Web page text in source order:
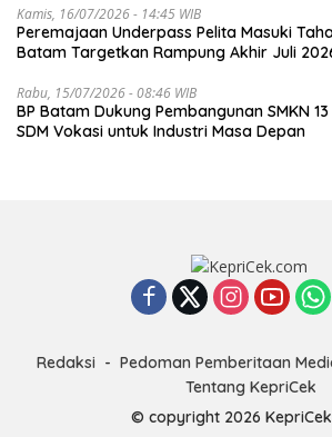
Kamis, 16/07/2026 - 14:45 WIB
Peremajaan Underpass Pelita Masuki
Batam Targetkan Rampung Akhir Juli
Rabu, 15/07/2026 - 08:46 WIB
BP Batam Dukung Pembangunan SMKN
SDM Vokasi untuk Industri Masa Depan
Redaksi Pedoman Pemberitaan
Tentang KepriCek
© copyright 2026